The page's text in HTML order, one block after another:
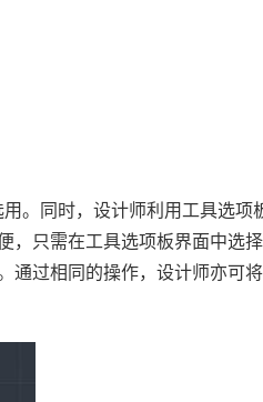
。同时，设计师利用工具选项
，只需在工具选项板界面中选
通过相同的操作，设计师亦可